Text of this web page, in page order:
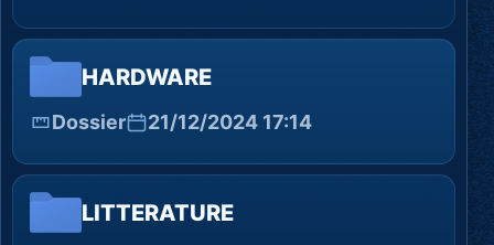
HARDWARE
Dossier 21/12/2024 17:14
LITTERATURE